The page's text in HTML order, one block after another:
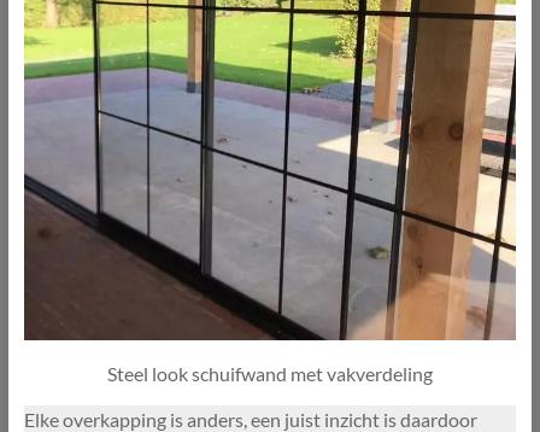
Steel look schuifwand met vakverdeling
Elke overkapping is anders, een juist inzicht is daardoor